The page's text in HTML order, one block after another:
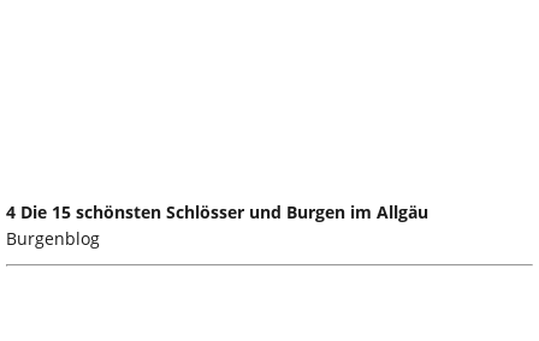
4 Die 15 schönsten Schlösser und Burgen im Allgäu
Burgenblog